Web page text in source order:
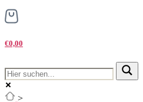
€0,00
>